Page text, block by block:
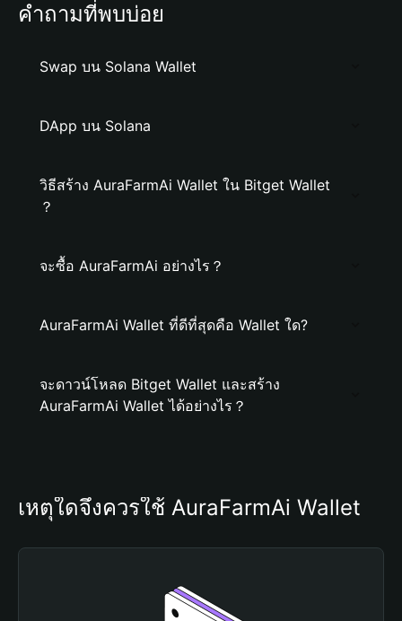
คำถามที่พบบ่อย
Swap บน Solana Wallet
DApp บน Solana
วิธีสร้าง AuraFarmAi Wallet ใน Bitget Wallet
？
จะซื้อ AuraFarmAi อย่างไร？
AuraFarmAi Wallet ที่ดีที่สุดคือ Wallet ใด?
จะดาวน์โหลด Bitget Wallet และสร้าง
AuraFarmAi Wallet ได้อย่างไร？
เหตุใดจึงควรใช้ AuraFarmAi Wallet